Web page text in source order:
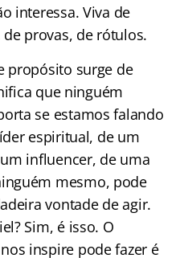
interessa. Viva de
provas, de rótulos.
propósito surge de
que ninguém
se estamos falando
espiritual, de um
influencer, de uma
mesmo, pode
vontade de agir.
Sim, é isso. O
inspire pode fazer é